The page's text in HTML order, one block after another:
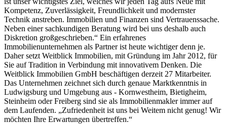
Kompetenz, Zuverlässigkeit, Freundlichkeit und modernster
Technik anstreben. Immobilien und Finanzen sind Vertrauenssache.
Neben einer sachkundigen Beratung wird bei uns deshalb auch
Diskretion großgeschrieben.“ Ein erfahrenes
Immobilienunternehmen als Partner ist heute wichtiger denn je.
Daher setzt Weitblick Immobilien, mit Gründung im Jahr 2012, für
Sie auf Tradition in Verbindung mit innovativem Denken. Die
Weitblick Immobilien GmbH beschäftigen derzeit 27 Mitarbeiter.
Das Unternehmen zeichnet sich durch genaue Marktkenntnis in
Ludwigsburg und Umgebung aus - Kornwestheim, Bietigheim,
Steinheim oder Freiberg sind sie als Immobilienmakler immer auf
dem Laufenden. „Zufriedenheit ist uns bei Weitem nicht genug! Wir
möchten Ihre Erwartungen übertreffen.“